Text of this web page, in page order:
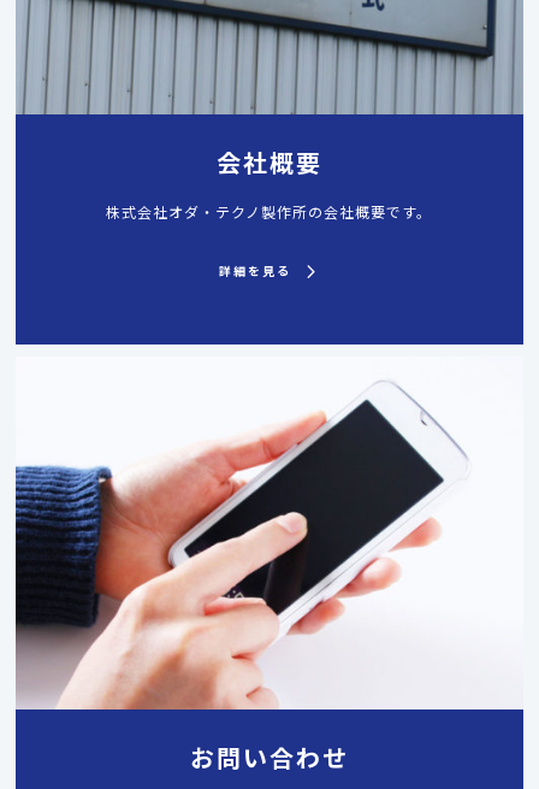
会社概要
株式会社オダ・テクノ製作所の会社概要です。
詳細を見る
お問い合わせ